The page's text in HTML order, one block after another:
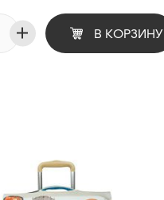
В КОРЗИНУ